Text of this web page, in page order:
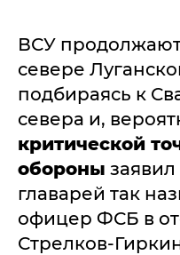
ВСУ продолжают
севере
подбираясь к
севера и,
критической
обороны
главарей так
офицер ФСБ в
Стрелков-